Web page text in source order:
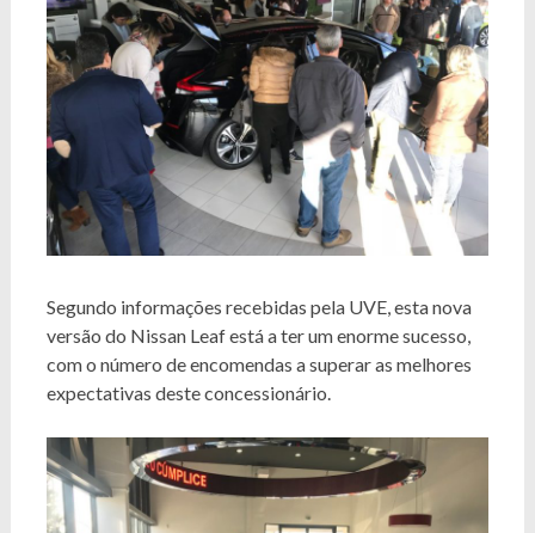
Segundo informações recebidas pela UVE, esta nova
versão do Nissan Leaf está a ter um enorme sucesso,
com o número de encomendas a superar as melhores
expectativas deste concessionário.